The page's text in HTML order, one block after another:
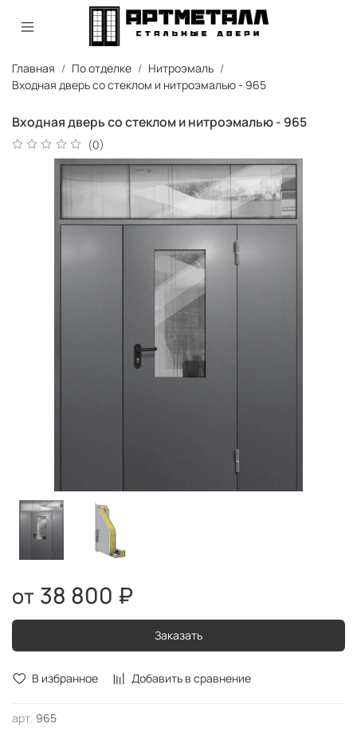
Главная По отделке
Нитроэмаль
Входная дверь со стеклом и нитроэмалью - 965
Входная дверь со стеклом и нитроэмалью - 965
(0)
В избранное Добавить в сравнение
арт. 965
38 800 ₽
Заказать